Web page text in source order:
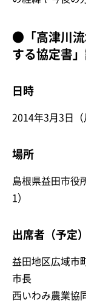
●「高津川流
する協定書
日時
2014年3月3日
場所
島根県益田市役
1）
出席者（予定）
益田地区広域市
市長
西いわみ農業協